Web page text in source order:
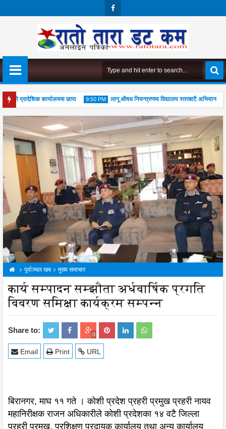
Boo
प्रादेशिक कार्यालयमा छापा 9:50 PM
04 Aug
2026
लागू औषध नियन्त्रणमा विद्यालय स्तरबाटै अभियान शुरु
महोत्सव सम्पन्न, आध्यात्मिक जीवनशैली अपनाउन जोड
पूर्वाञ्चल खब मुख्य समाचार
कार्य सम्पादन सम्झौता अर्धवार्षिक प्रगति
विवरण समिक्षा कार्यक्रम सम्पन्न
Share to: 0
URL
Print
Email
बिरानगर, माघ ११ गते । कोशी प्रदेश प्रहरी प्रमुख प्रहरी नायव
महानिरीक्षक राजन अधिकारीले कोशी प्रदेशका १४ वटै जिल्ला
प्रहरी प्रमुख, प्रशिक्षण प्रदायक कार्यालय तथा अन्य कार्यालय